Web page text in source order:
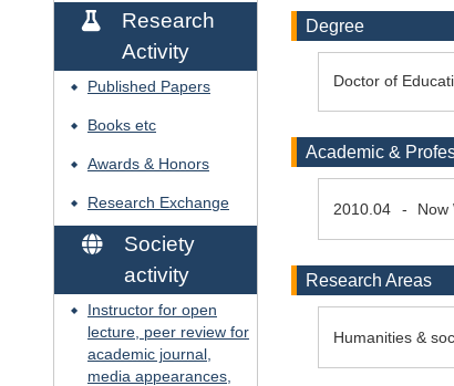
Research
Activity
◆ Published Papers
◆ Books etc
◆ Awards & Honors
◆ Research Exchange
Society
activity
◆
Instructor for open
lecture, peer review for
academic journal,
media appearances,
Degree
Doctor of
Academic &
2010.04 - Now
Research Areas
Humanities &